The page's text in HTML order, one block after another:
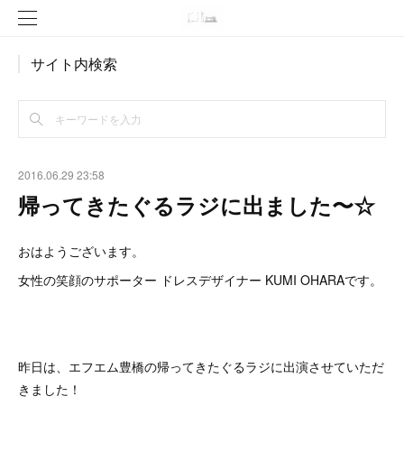
サイト内検索
2016.06.29 23:58
帰ってきたぐるラジに出ました〜☆
おはようございます。
女性の笑顔のサポーター ドレスデザイナー KUMI OHARAです。
昨日は、エフエム豊橋の帰ってきたぐるラジに出演させていただ
きました！